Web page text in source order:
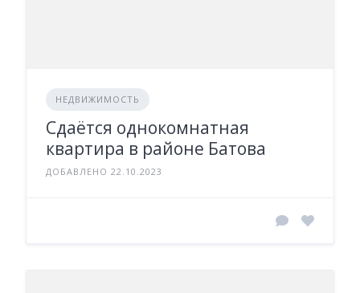
НЕДВИЖИМОСТЬ
Сдаётся однокомнатная
квартира в районе Батова
ДОБАВЛЕНО 22.10.2023